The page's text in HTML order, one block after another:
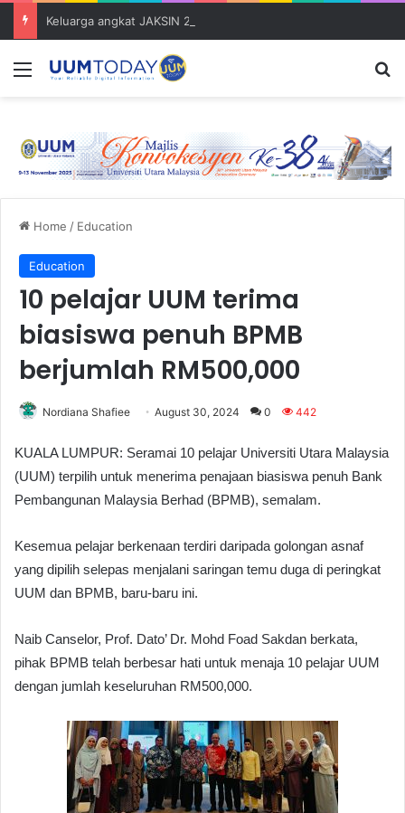
Menu
Home / Education
Education
10 pelajar UUM terima
biasiswa penuh BPMB
berjumlah RM500,000
Nordiana Shafiee August 30, 2024 0 442
KUALA LUMPUR: Seramai 10 pelajar Universiti Utara Malaysia
(UUM) terpilih untuk menerima penajaan biasiswa penuh Bank
Pembangunan Malaysia Berhad (BPMB), semalam.
Kesemua pelajar berkenaan terdiri daripada golongan asnaf
yang dipilih selepas menjalani saringan temu duga di peringkat
UUM dan BPMB, baru-baru ini.
Naib Canselor, Prof. Dato’ Dr. Mohd Foad Sakdan berkata,
pihak BPMB telah berbesar hati untuk menaja 10 pelajar UUM
dengan jumlah keseluruhan RM500,000.